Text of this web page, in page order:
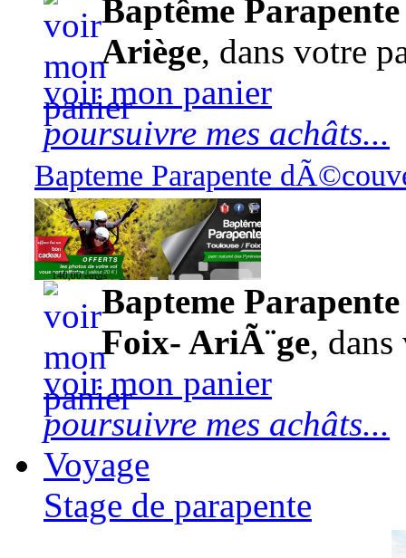
Baptême
Ariège, dans votre
voir mon panier
poursuivre mes achâts...
Bapteme Parapente
140,00 euros
Bapteme
Foix- AriÃ¨ge,
voir mon panier
poursuivre mes achâts...
Voyage
Stage de parapente